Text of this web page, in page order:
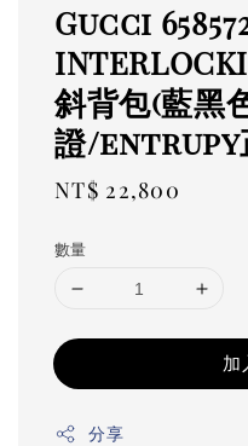
Gucci
斜背包(藍黑
證/entrupy
Regular
NT$ 22,800
數量
加
分享